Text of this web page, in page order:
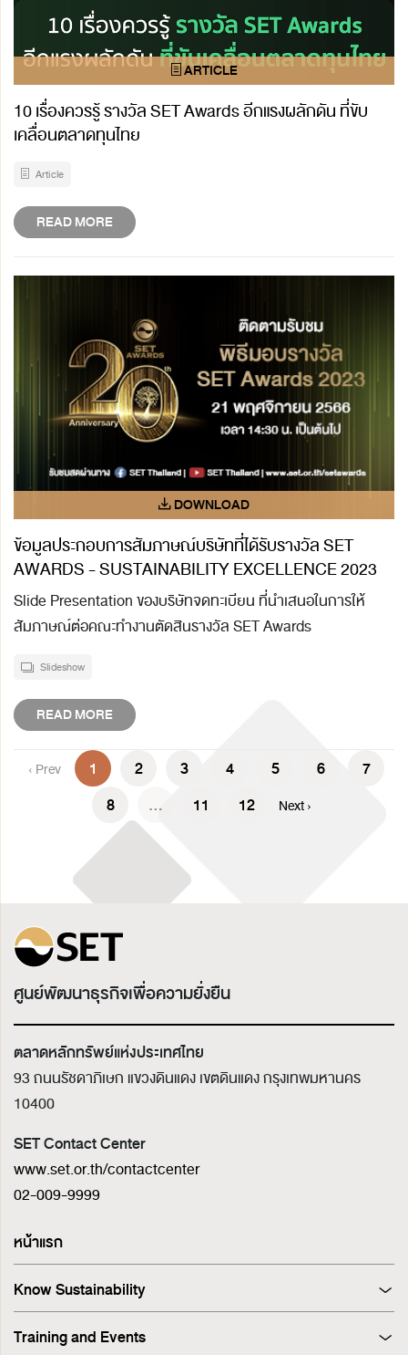
10 เรื่องควรรู้ รางวัล SET Awards อีกแรงผลักดัน ที่ขับ
เคลื่อนตลาดทุนไทย
Article
READ MORE
ข้อมูลประกอบการสัมภาษณ์บริษัทที่ได้รับรางวัล SET
AWARDS - SUSTAINABILITY EXCELLENCE 2023
Slide Presentation ของบริษัทจดทะเบียน ที่นำเสนอในการให้
สัมภาษณ์ต่อคณะทำงานตัดสินรางวัล SET Awards
Slideshow
READ MORE
‹ Prev 1 2 3 4 5 6
7
8
... 11 12 Next ›
ศูนย์พัฒนาธุรกิจเพื่อความยั่งยืน
ตลาดหลักทรัพย์แห่งประเทศไทย
93 ถนนรัชดาภิเษก แขวงดินแดง เขตดินแดงกรุงเทพมหานคร
10400
SET Contact Center
www.set.or.th/contactcenter
02-009-9999
หน้าแรก
Know Sustainability
Sustainability at A Glance
Principles and Guidelines
Training and Events